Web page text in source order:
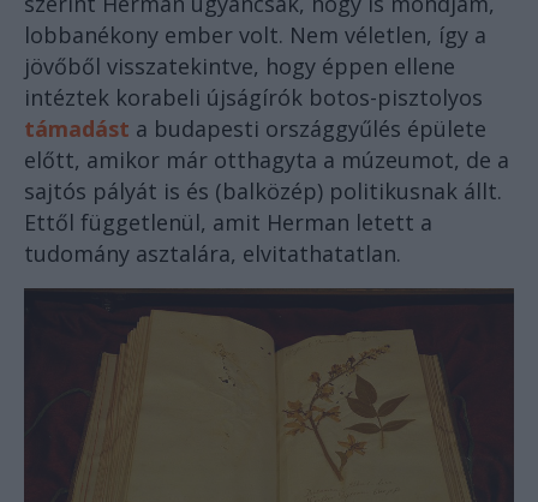
lobbanékony ember volt. Nem véletlen, így a
jövőből visszatekintve, hogy éppen ellene
intéztek korabeli újságírók botos-pisztolyos
támadást a budapesti országgyűlés épülete
előtt, amikor már otthagyta a múzeumot, de a
sajtós pályát is és (balközép) politikusnak állt.
Ettől függetlenül, amit Herman letett a
tudomány asztalára, elvitathatatlan.